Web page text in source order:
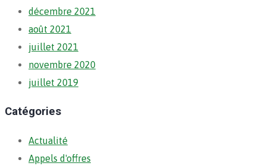
décembre 2021
août 2021
juillet 2021
novembre 2020
juillet 2019
Catégories
Actualité
Appels d'offres